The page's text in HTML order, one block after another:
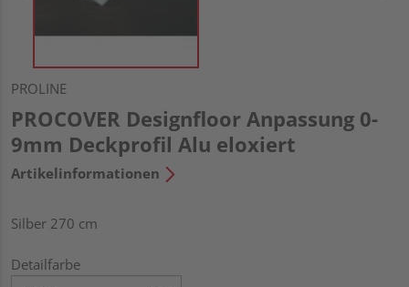
PROLINE
PROCOVER Designfloor Anpassung 0-
9mm Deckprofil Alu eloxiert
Artikelinformationen
Silber 270 cm
Detailfarbe